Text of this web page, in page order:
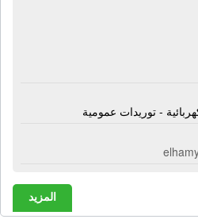
- توريدات عمومية
المزيد